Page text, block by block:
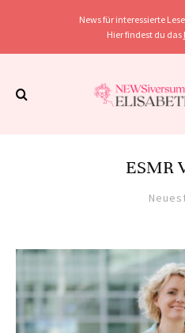
News für interessierte
Hier findest du das
ESMR